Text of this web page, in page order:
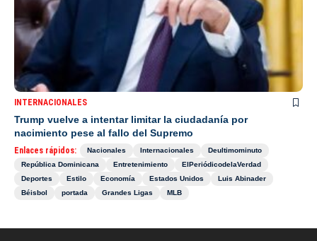
INTERNACIONALES
Trump vuelve a intentar limitar la ciudadanía por
nacimiento pese al fallo del Supremo
Enlaces rápidos: Nacionales Internacionales
Deultimominuto
República Dominicana
Entretenimiento
ElPeriódicodelaVerdad
Deportes
Estilo Economía Estados Unidos
Luis Abinader
Béisbol
portada Grandes Ligas MLB